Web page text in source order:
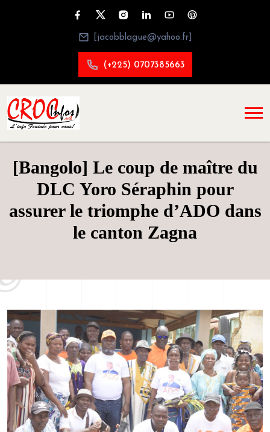
[jacobblague@yahoo.fr]
(+225) 0707385663
[Bangolo] Le coup de maître du
DLC Yoro Séraphin pour
assurer le triomphe d’ADO dans
le canton Zagna